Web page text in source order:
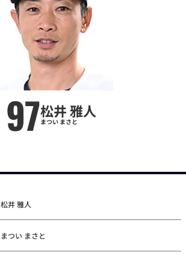
97松井 雅人
まつい まさと
松井 雅人
まつい まさと